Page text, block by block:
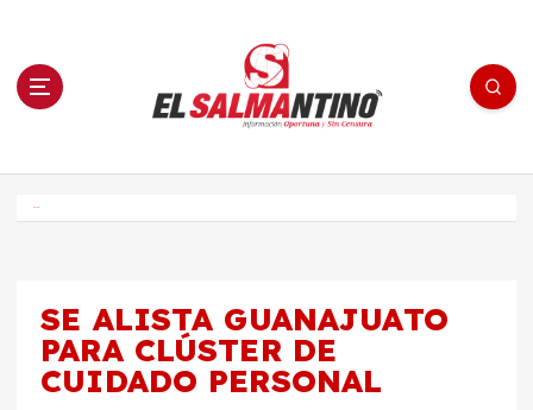
n El Salmantino - medios/noticias/editorial
SE ALISTA GUANAJUATO
PARA CLÚSTER DE
CUIDADO PERSONAL